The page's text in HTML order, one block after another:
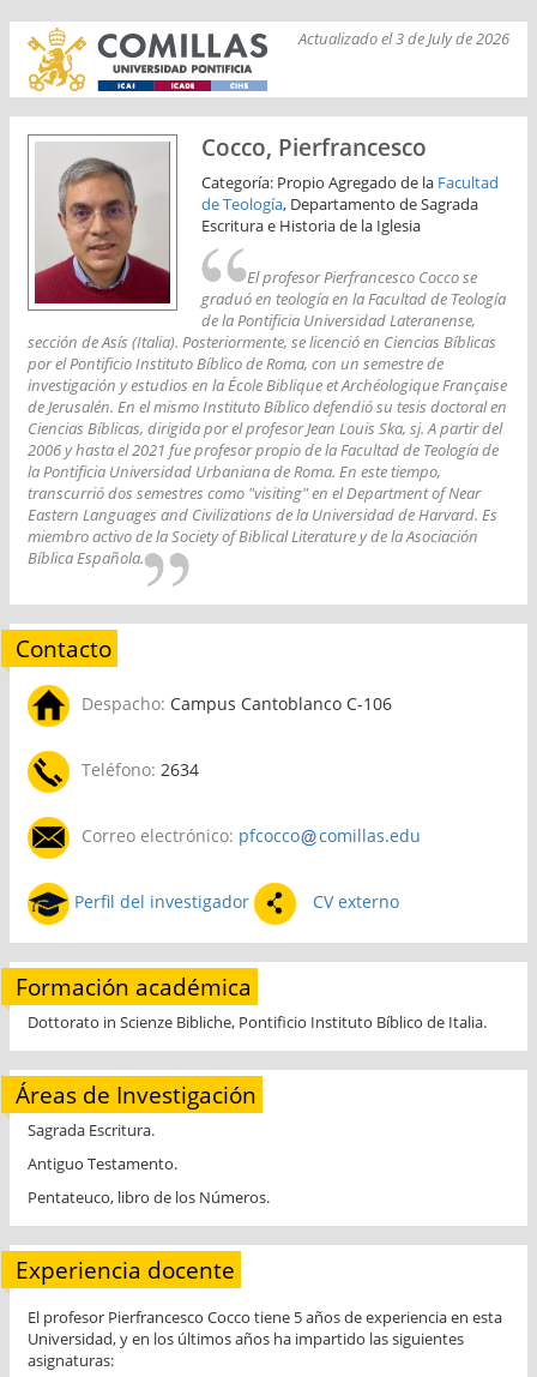
Actualizado el 3 de July de 2026
Cocco, Pierfrancesco
Categoría: Propio Agregado de la Facultad
de Teología, Departamento de Sagrada
Escritura e Historia de la Iglesia
El profesor Pierfrancesco Cocco se
graduó en teología en la Facultad de Teología
de la Pontificia Universidad Lateranense,
sección de Asís (Italia). Posteriormente, se licenció en Ciencias Bíblicas
por el Pontificio Instituto Bíblico de Roma, con un semestre de
investigación y estudios en la École Biblique et Archéologique Française
de Jerusalén. En el mismo Instituto Bíblico defendió su tesis doctoral en
Ciencias Bíblicas, dirigida por el profesor Jean Louis Ska, sj. A partir del
2006 y hasta el 2021 fue profesor propio de la Facultad de Teología de
la Pontificia Universidad Urbaniana de Roma. En este tiempo,
transcurrió dos semestres como "visiting" en el Department of Near
Eastern Languages and Civilizations de la Universidad de Harvard. Es
miembro activo de la Society of Biblical Literature y de la Asociación
Bíblica Española.
Contacto
Despacho: Campus Cantoblanco C-106
Teléfono: 2634
Correo electrónico: pfcocco comillas.edu
Perfil del investigador CV externo
Formación académica
Dottorato in Scienze Bibliche, Pontificio Instituto Bíblico de Italia.
Áreas de Investigación
Sagrada Escritura.
Antiguo Testamento.
Pentateuco, libro de los Números.
Experiencia docente
El profesor Pierfrancesco Cocco tiene 5 años de experiencia en esta
Universidad, y en los últimos años ha impartido las siguientes
asignaturas: